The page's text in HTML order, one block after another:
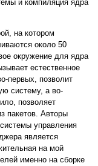
и компиляция ядра
на котором
около 50
окружение для ядра
естественное
первых, позволит
систему, а во-
позволяет
пакетов. Авторы
управления
является
на мой
именно на сборке